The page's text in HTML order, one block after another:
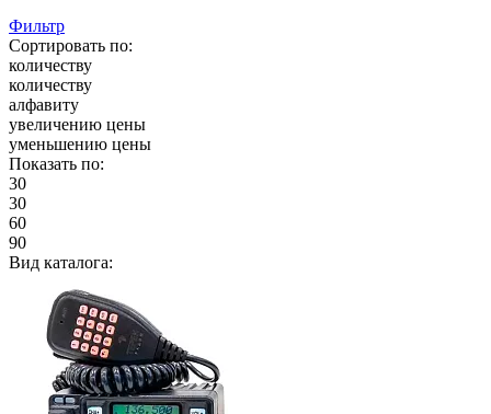
Фильтр
Сортировать по:
количеству
количеству
алфавиту
увеличению цены
уменьшению цены
Показать по:
30
30
60
90
Вид каталога: